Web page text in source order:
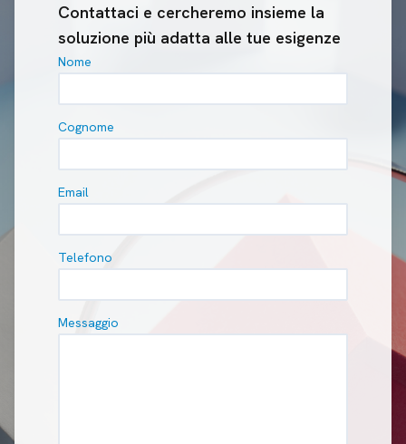
Contattaci e cercheremo insieme la
soluzione più adatta alle tue esigenze
Nome
Cognome
Email
Telefono
Messaggio